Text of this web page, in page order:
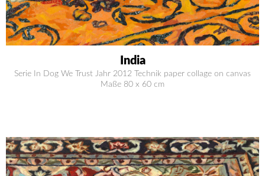
India
Serie In Dog We Trust Jahr 2012 Technik paper collage on canvas
Maße 80 x 60 cm